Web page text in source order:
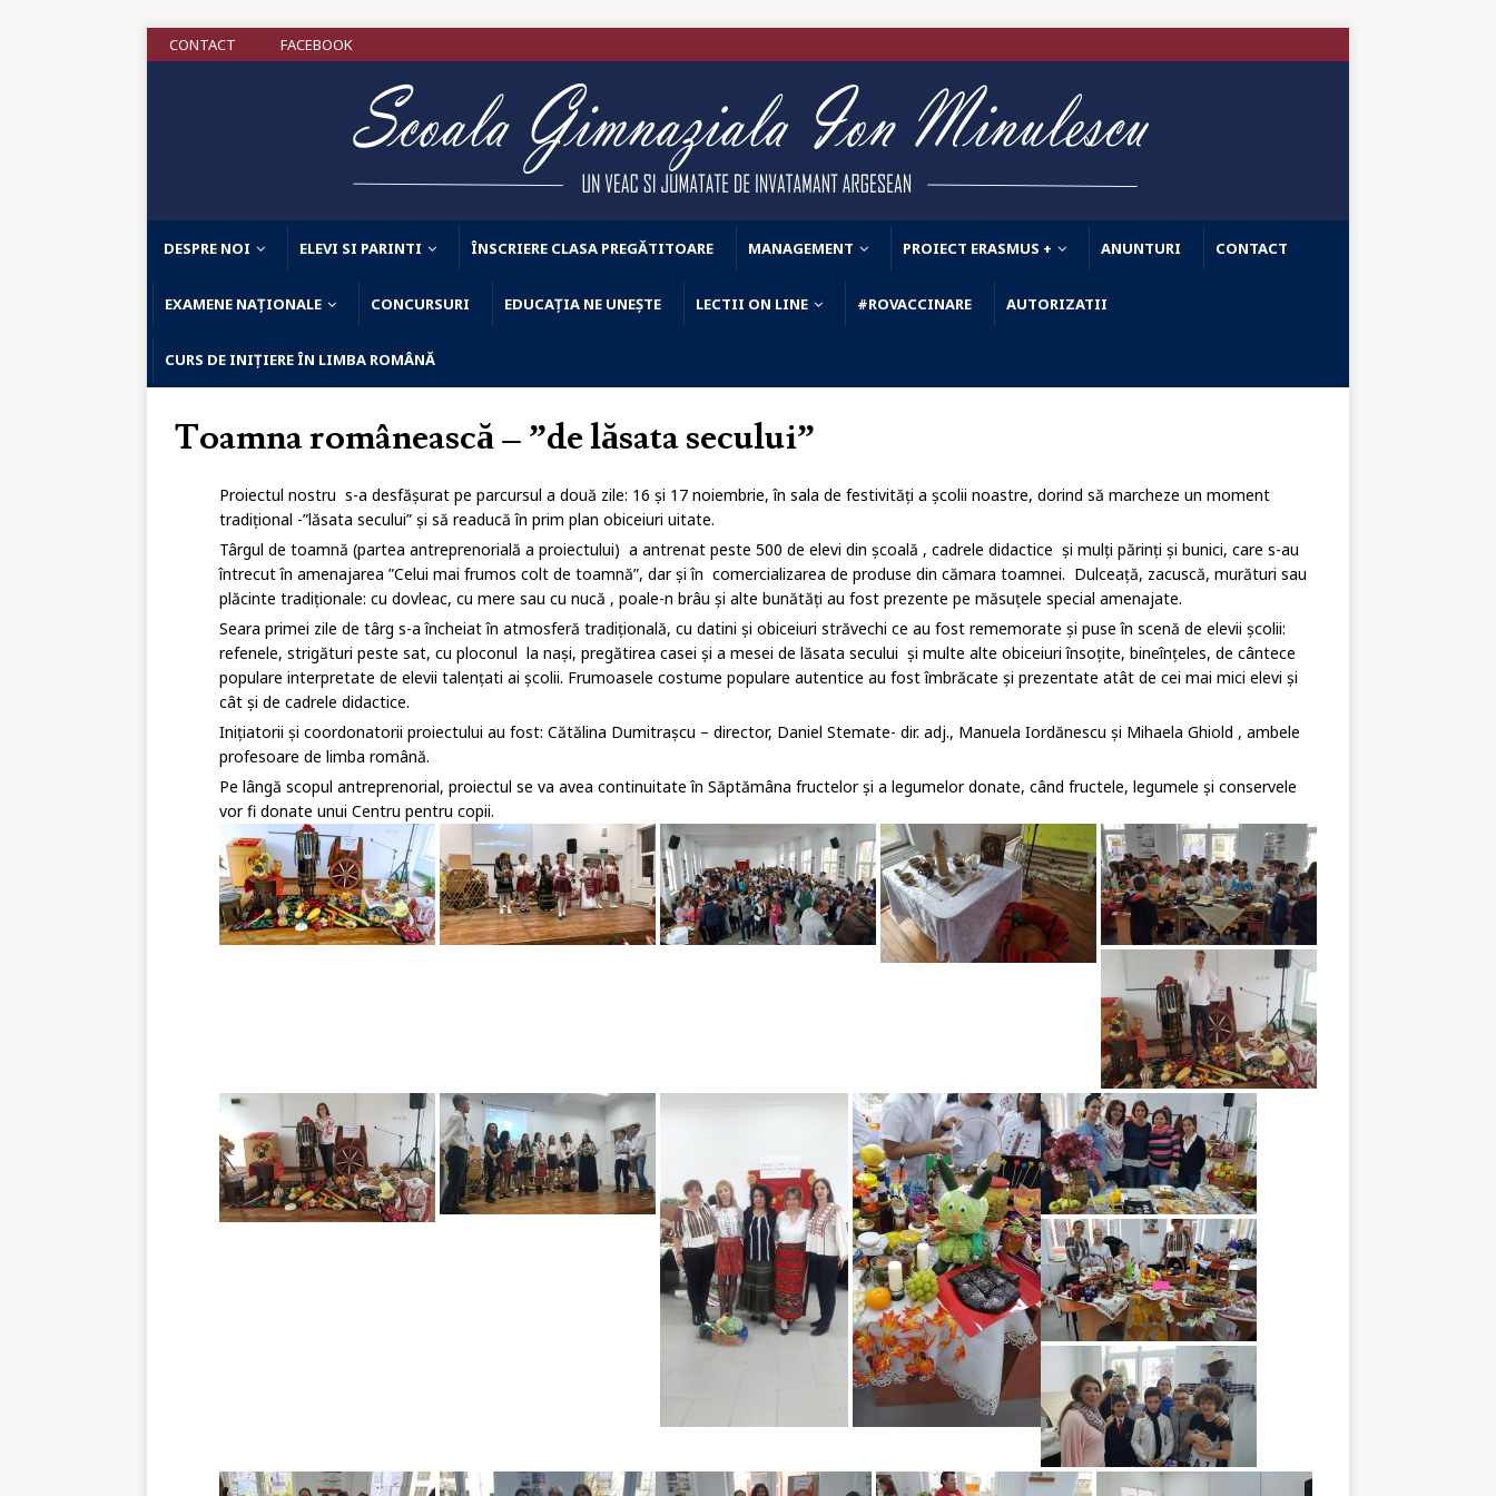
CONTACT FACEBOOK
DESPRE NOI ELEVI SI PARINTI ÎNSCRIERE CLASA PREGĂTITOARE MANAGEMENT PROIECT ERASMUS + ANUNTURI CONTACT
EXAMENE NAȚIONALE CONCURSURI EDUCAȚIA NE UNEȘTE LECTII ON LINE #ROVACCINARE AUTORIZATII
CURS DE INIȚIERE ÎN LIMBA ROMÂNĂ
Toamna românească – ”de lăsata secului”
Proiectul nostru s-a desfășurat pe parcursul a două zile: 16 și 17 noiembrie, în sala de festivități a școlii noastre, dorind să marcheze un moment
tradițional -”lăsata secului” și să readucă în prim plan obiceiuri uitate.
Târgul de toamnă (partea antreprenorială a proiectului) a antrenat peste 500 de elevi din școală , cadrele didactice și mulți părinți și bunici, care s-au
întrecut în amenajarea ”Celui mai frumos colt de toamnă”, dar și în comercializarea de produse din cămara toamnei. Dulceață, zacuscă, murături sau
plăcinte tradiționale: cu dovleac, cu mere sau cu nucă , poale-n brâu și alte bunătăți au fost prezente pe măsuțele special amenajate.
Seara primei zile de târg s-a încheiat în atmosferă tradițională, cu datini și obiceiuri străvechi ce au fost rememorate și puse în scenă de elevii școlii:
refenele, strigături peste sat, cu ploconul la nași, pregătirea casei și a mesei de lăsata secului și multe alte obiceiuri însoțite, bineînțeles, de cântece
populare interpretate de elevii talențati ai școlii. Frumoasele costume populare autentice au fost îmbrăcate și prezentate atât de cei mai mici elevi și
cât și de cadrele didactice.
Inițiatorii și coordonatorii proiectului au fost: Cătălina Dumitrașcu – director, Daniel Stemate- dir. adj., Manuela Iordănescu și Mihaela Ghiold , ambele
profesoare de limba română.
Pe lângă scopul antreprenorial, proiectul se va avea continuitate în Săptămâna fructelor și a legumelor donate, când fructele, legumele și conservele
vor fi donate unui Centru pentru copii.